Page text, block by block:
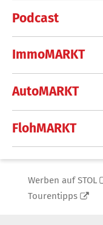
Podcast
ImmoMARKT
AutoMARKT
FlohMARKT
Werben auf STOL
Tourentipps